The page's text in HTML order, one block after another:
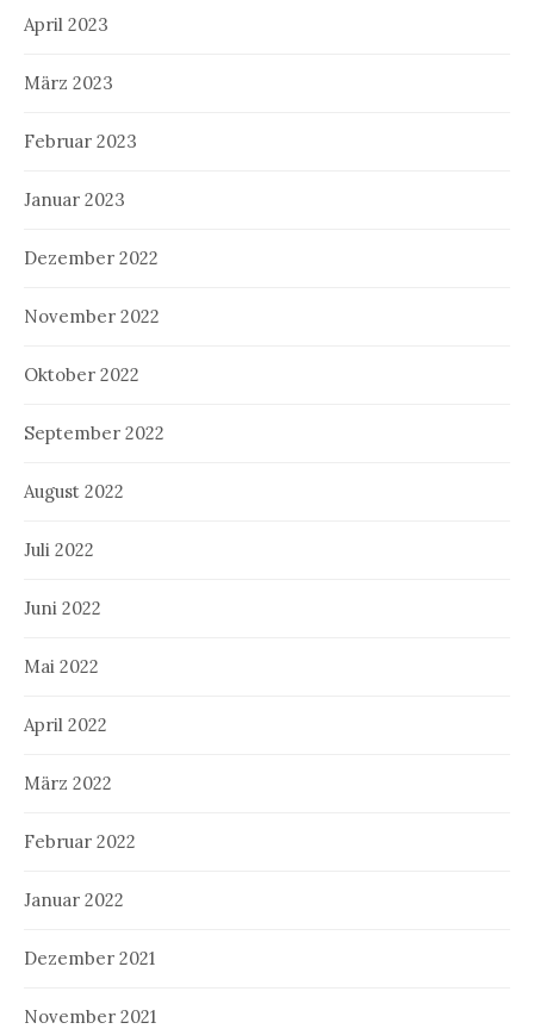
April 2023
März 2023
Februar 2023
Januar 2023
Dezember 2022
November 2022
Oktober 2022
September 2022
August 2022
Juli 2022
Juni 2022
Mai 2022
April 2022
März 2022
Februar 2022
Januar 2022
Dezember 2021
November 2021